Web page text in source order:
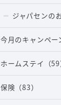
ジャパセンの
今月のキャンペー
ホームステイ （59
保険 （83）